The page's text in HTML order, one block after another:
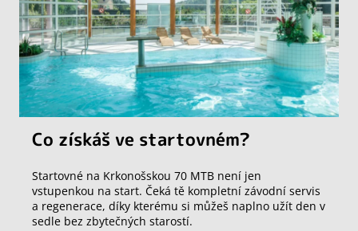
Co získáš ve startovném?
Startovné na Krkonošskou 70 MTB není jen
vstupenkou na start. Čeká tě kompletní závodní servis
a regenerace, díky kterému si můžeš naplno užít den v
sedle bez zbytečných starostí.